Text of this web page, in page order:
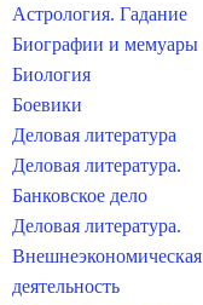
Астрология. Гадание
Биографии и мемуары
Биология
Боевики
Деловая литература
Деловая литература.
Банковское дело
Деловая литература.
Внешнеэкономическая
деятельность